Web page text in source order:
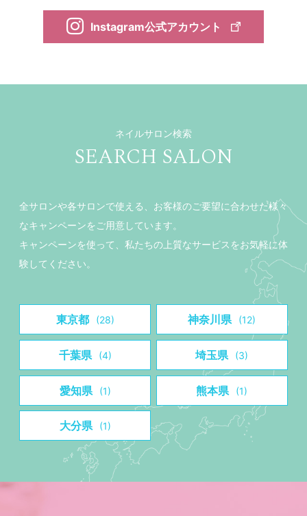
Instagram公式アカウント
ネイルサロン検索
SEARCH SALON
全サロンや各サロンで使える、お客様のご要望に合わせた様々
なキャンペーンをご用意しています。
キャンペーンを使って、私たちの上質なサービスをお気軽に体
験してください。
東京都 (28) 神奈川県 (12)
千葉県 (4) 埼玉県 (3)
愛知県 (1) 熊本県 (1)
大分県 (1)